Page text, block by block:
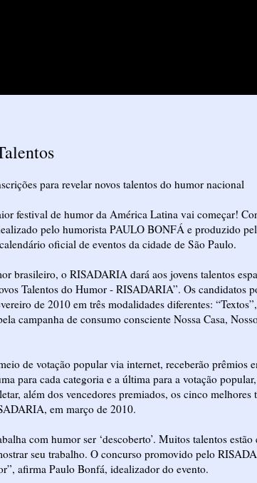
para revelar novos talentos do humor nacional
festival de humor da América Latina vai começar!
pelo humorista PAULO BONFÁ e produzido
oficial de eventos da cidade de São Paulo.
brasileiro, o RISADARIA dará aos jovens talentos
Talentos do Humor - RISADARIA”. Os candidatos
de 2010 em três modalidades diferentes:
campanha de consumo consciente Nossa Casa,
de votação popular via internet, receberão prêmios
para cada categoria e a última para a votação
além dos vencedores premiados, os cinco melhores
em março de 2010.
com humor ser ‘descoberto’. Muitos talentos estão
seu trabalho. O concurso promovido pelo
afirma Paulo Bonfá, idealizador do evento.